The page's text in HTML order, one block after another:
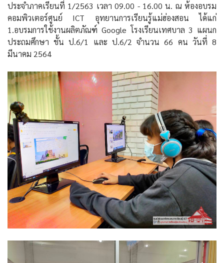
ประจำภาคเรียนที่ 1/2563 เวลา 09.00 - 16.00 น. ณ ห้องอบรม
คอมพิวเตอร์ศูนย์ ICT อุทยานการเรียนรู้แม่ฮ่องสอน ได้แก่
1.อบรมการใช้งานผลิตภัณฑ์ Google โรงเรียนเทศบาล 3 แผนก
ประถมศึกษา ชั้น ป.6/1 และ ป.6/2 จำนวน 66 คน วันที่ 8
มีนาคม 2564